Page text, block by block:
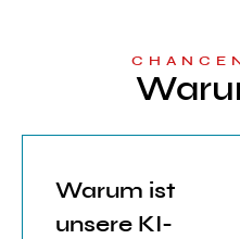
Warum ist
unsere KI-